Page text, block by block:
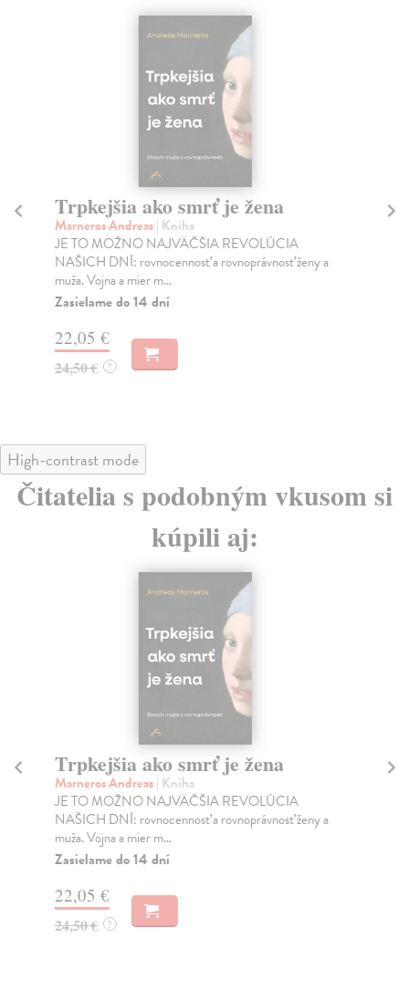
Trpkejšia ako smrť je žena
Marneros Andreas| Kniha
JE TO MOŽNO NAJVÄČŠIA REVOLÚCIA
NAŠICH DNÍ: rovnocennosť a rovnoprávnosť ženy a
muža. Vojna a mier m...
Zasielame do 14 dní
22,05 €
24,50 € ?
High-contrast mode
Čitatelia s podobným vkusom si
kúpili aj:
Trpkejšia ako smrť je žena
Marneros Andreas| Kniha
JE TO MOŽNO NAJVÄČŠIA REVOLÚCIA
NAŠICH DNÍ: rovnocennosť a rovnoprávnosť ženy a
muža. Vojna a mier m...
Zasielame do 14 dní
22,05 €
24,50 € ?